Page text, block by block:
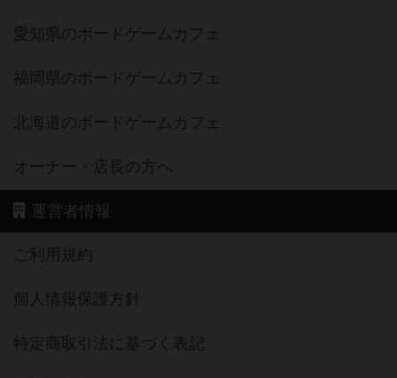
愛知県のボードゲームカフェ
福岡県のボードゲームカフェ
北海道のボードゲームカフェ
オーナー・店長の方へ
運営者情報
ご利用規約
個人情報保護方針
特定商取引法に基づく表記